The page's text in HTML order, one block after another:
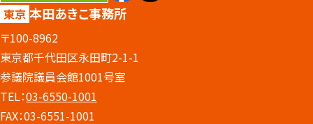
東京 本田あきこ事務所
〒100-8962
東京都千代田区永田町2-1-1
参議院議員会館1001号室
TEL：03-6550-1001
FAX：03-6551-1001